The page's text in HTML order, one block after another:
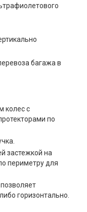
багажа в
колес с
по
застежкой на
периметру для
горизонтально.